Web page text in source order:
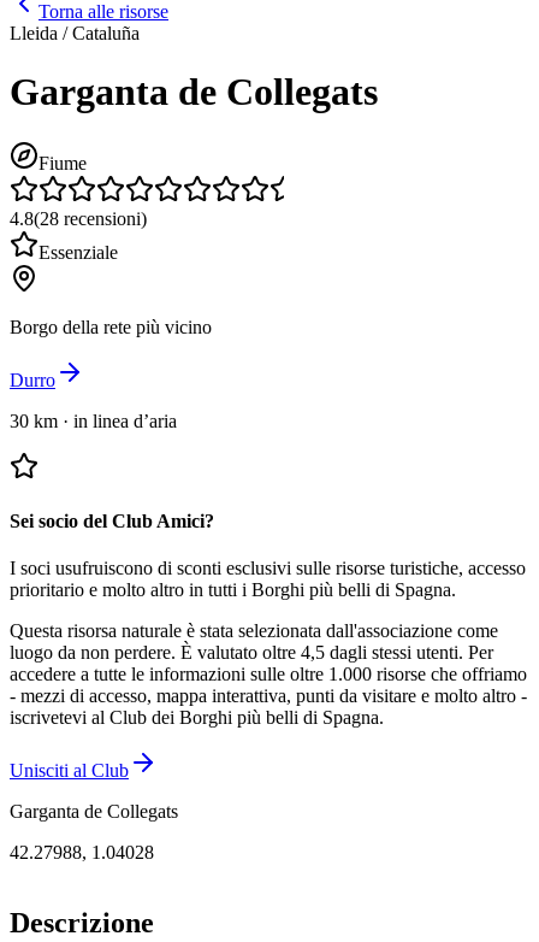
Torna alle risorse
Lleida / Cataluña
Garganta de Collegats
Fiume
4.8(28 recensioni)
Essenziale
Borgo della rete più vicino
Durro
30 km · in linea d’aria
Sei socio del Club Amici?
I soci usufruiscono di sconti esclusivi sulle risorse turistiche, accesso
prioritario e molto altro in tutti i Borghi più belli di Spagna.
Questa risorsa naturale è stata selezionata dall'associazione come
luogo da non perdere. È valutato oltre 4,5 dagli stessi utenti. Per
accedere a tutte le informazioni sulle oltre 1.000 risorse che offriamo
- mezzi di accesso, mappa interattiva, punti da visitare e molto altro -
iscrivetevi al Club dei Borghi più belli di Spagna.
Unisciti al Club
Garganta de Collegats
42.27988, 1.04028
Descrizione